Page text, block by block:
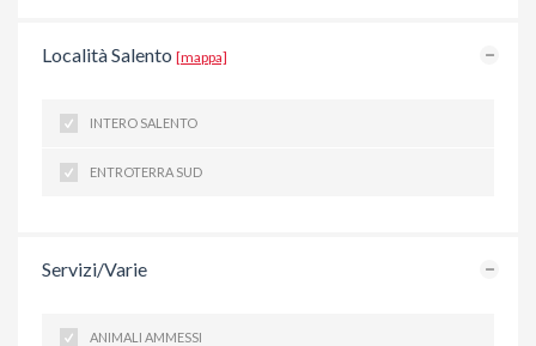
Località Salento [mappa]
INTERO SALENTO
ENTROTERRA SUD
Servizi/Varie
ANIMALI AMMESSI